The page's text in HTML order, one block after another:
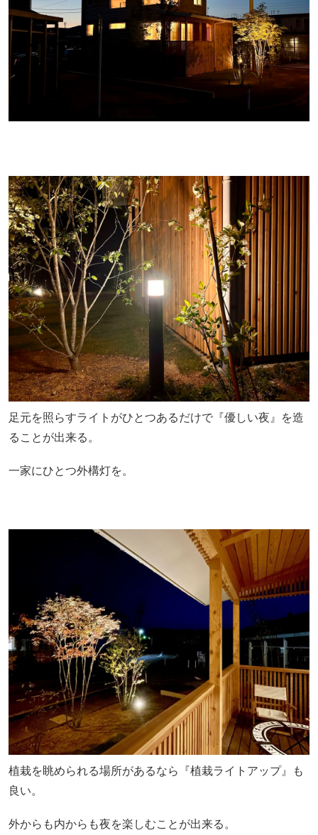
足元を照らすライトがひとつあるだけで『優しい夜』を造
ることが出来る。
一家にひとつ外構灯を。
植栽を眺められる場所があるなら『植栽ライトアップ』も
良い。
外からも内からも夜を楽しむことが出来る。